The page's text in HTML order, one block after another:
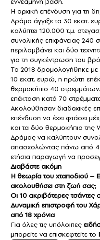
Η αρχική επένδυση για τη
Δράμα άγγιξε τα 30 εκατ.
καλύπτει 120.000 τ.μ.
συνολικής επιφάνειας 240
περιλαμβάνει και δύο
για τη συγκέντρωση του
Το 2018 δρομολογήθηκε
10 εκατ. ευρώ, η πρώτη
θερμοκήπιο 40
επέκταση κατά 70
Ακολούθησαν διαδοχικές
επένδυση να έχει φτάσει
και τα δύο θερμοκήπια
Δράμας να καλύπτουν
απασχολώντας πάνω από
ετήσια παραγωγή να
Διαβάστε ακόμη
Η θεωρία του χταποδιού –
ακολουθήσει στη ζωή σας;
Οι 10 ακριβότερες τσάντες
Δυναμική επιστροφή του
από 18 χρόνια
Για όλες τις υπόλοιπες
μπορείτε να επισκεφτείτε το